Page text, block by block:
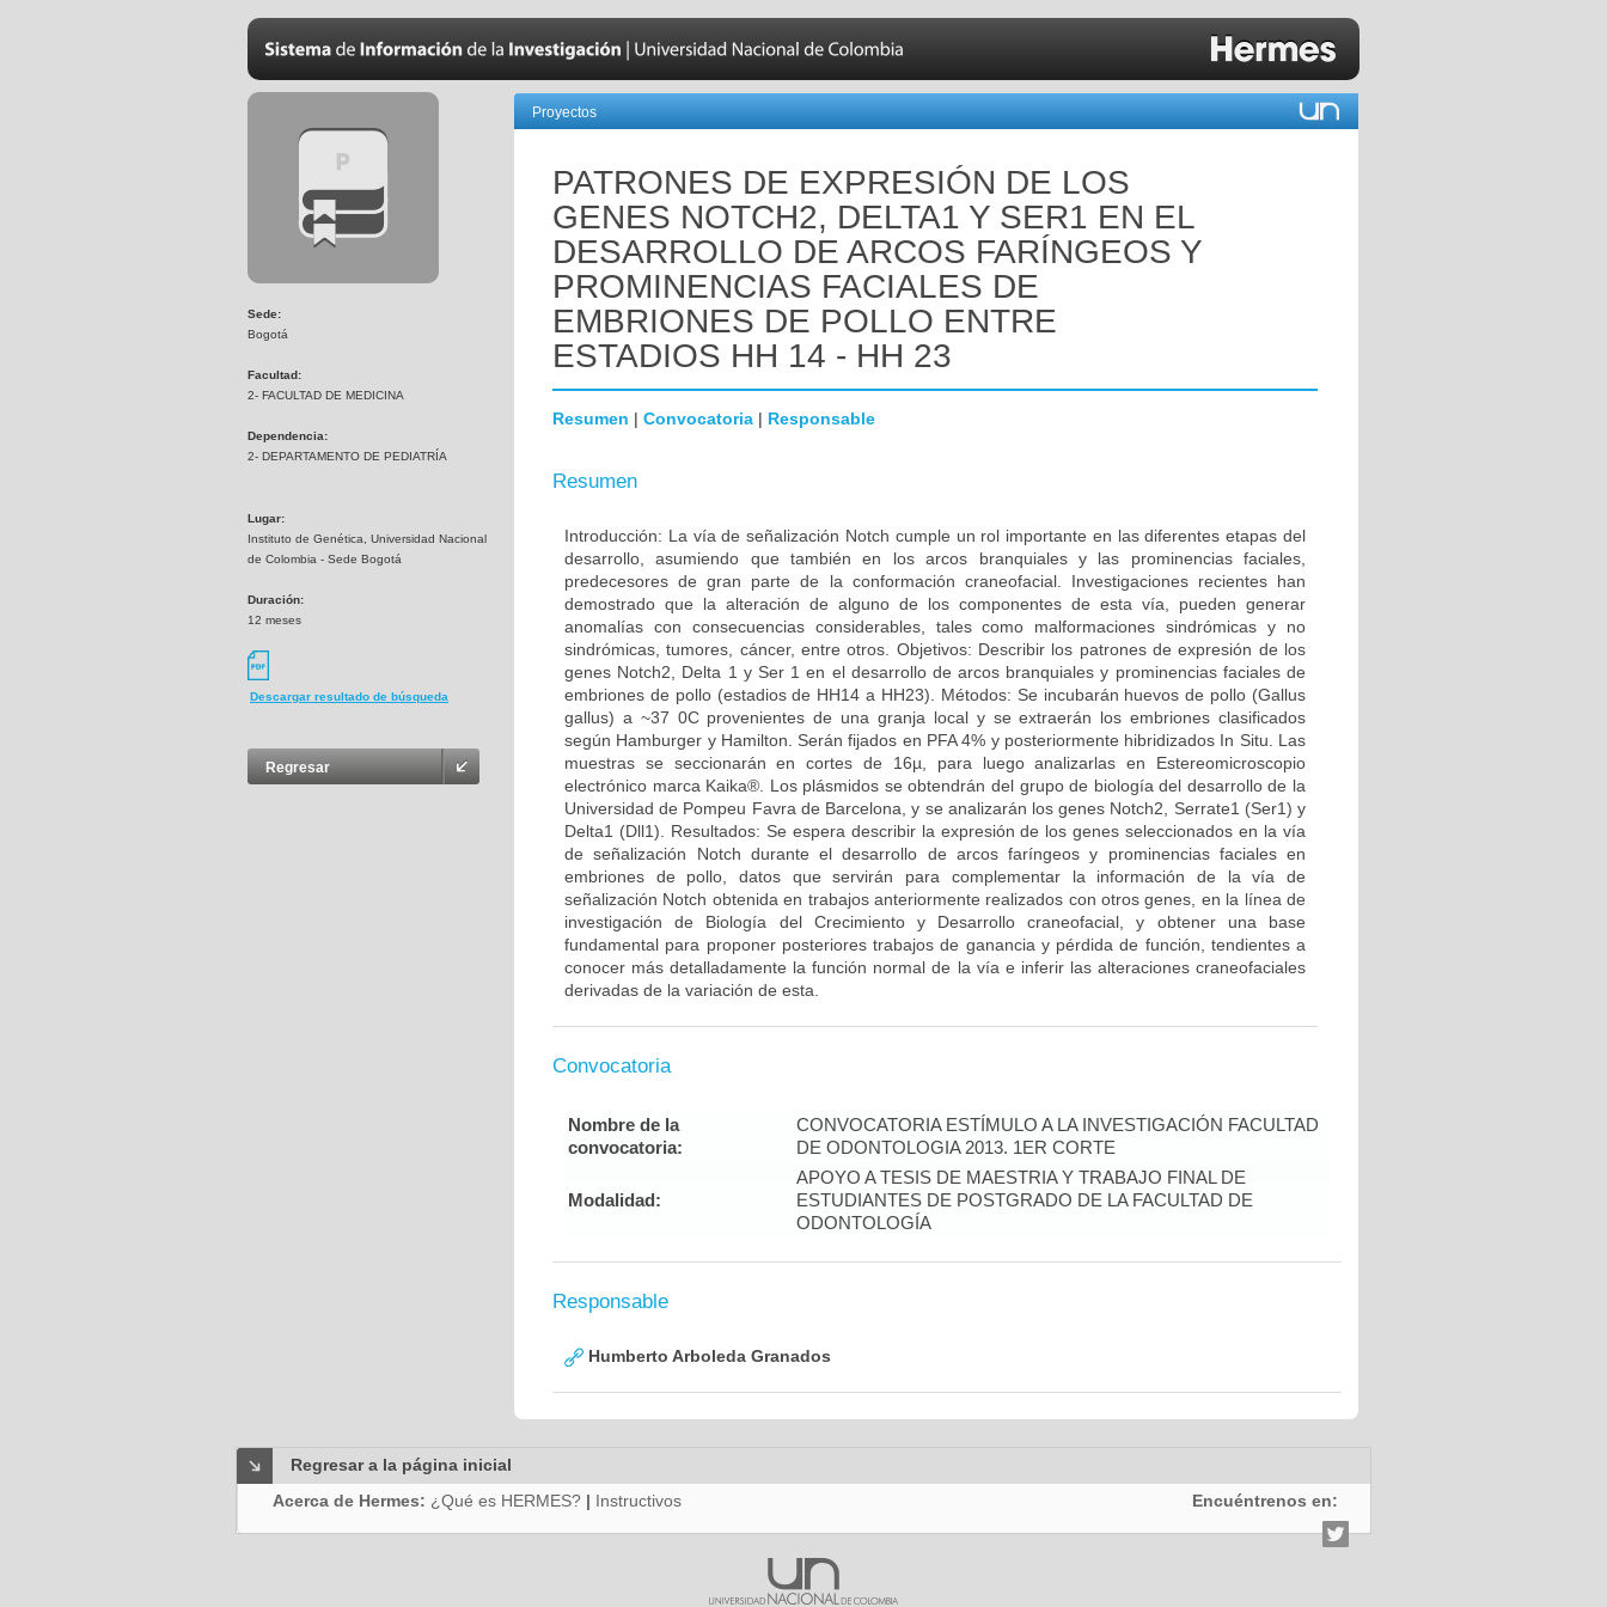
Sede:
Bogotá
Facultad:
2- FACULTAD DE MEDICINA
Dependencia:
2- DEPARTAMENTO DE PEDIATRÍA
Lugar:
Instituto de Genética, Universidad Nacional
de Colombia - Sede Bogotá
Duración:
12 meses
Descargar resultado de búsqueda
Regresar
Proyectos
PATRONES DE EXPRESIÓN DE LOS
GENES NOTCH2, DELTA1 Y SER1 EN EL
DESARROLLO DE ARCOS FARÍNGEOS Y
PROMINENCIAS FACIALES DE
EMBRIONES DE POLLO ENTRE
ESTADIOS HH 14 - HH 23
Resumen | Convocatoria | Responsable
Resumen
Introducción: La vía de señalización Notch cumple un rol importante en las diferentes etapas del
desarrollo, asumiendo que también en los arcos branquiales y las prominencias faciales,
predecesores de gran parte de la conformación craneofacial. Investigaciones recientes han
demostrado que la alteración de alguno de los componentes de esta vía, pueden generar
anomalías con consecuencias considerables, tales como malformaciones sindrómicas y no
sindrómicas, tumores, cáncer, entre otros. Objetivos: Describir los patrones de expresión de los
genes Notch2, Delta 1 y Ser 1 en el desarrollo de arcos branquiales y prominencias faciales de
embriones de pollo (estadios de HH14 a HH23). Métodos: Se incubarán huevos de pollo (Gallus
gallus) a ~37 0C provenientes de una granja local y se extraerán los embriones clasificados
según Hamburger y Hamilton. Serán fijados en PFA 4% y posteriormente hibridizados In Situ. Las
muestras se seccionarán en cortes de 16µ, para luego analizarlas en Estereomicroscopio
electrónico marca Kaika®. Los plásmidos se obtendrán del grupo de biología del desarrollo de la
Universidad de Pompeu Favra de Barcelona, y se analizarán los genes Notch2, Serrate1 (Ser1) y
Delta1 (Dll1). Resultados: Se espera describir la expresión de los genes seleccionados en la vía
de señalización Notch durante el desarrollo de arcos faríngeos y prominencias faciales en
embriones de pollo, datos que servirán para complementar la información de la vía de
señalización Notch obtenida en trabajos anteriormente realizados con otros genes, en la línea de
investigación de Biología del Crecimiento y Desarrollo craneofacial, y obtener una base
fundamental para proponer posteriores trabajos de ganancia y pérdida de función, tendientes a
conocer más detalladamente la función normal de la vía e inferir las alteraciones craneofaciales
derivadas de la variación de esta.
Convocatoria
Nombre de la
convocatoria:
CONVOCATORIA ESTÍMULO A LA INVESTIGACIÓN FACULTAD
DE ODONTOLOGIA 2013. 1ER CORTE
Modalidad:
APOYO A TESIS DE MAESTRIA Y TRABAJO FINAL DE
ESTUDIANTES DE POSTGRADO DE LA FACULTAD DE
ODONTOLOGÍA
Responsable
Humberto Arboleda Granados
Regresar a la página inicial
Acerca de Hermes: ¿Qué es HERMES? | Instructivos Encuéntrenos en: